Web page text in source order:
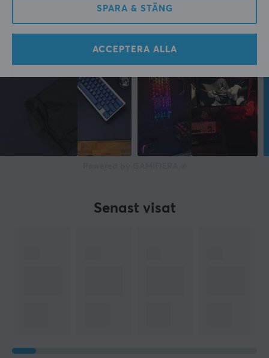
Senast visat
SPARA & STÄNG
ACCEPTERA ALLA